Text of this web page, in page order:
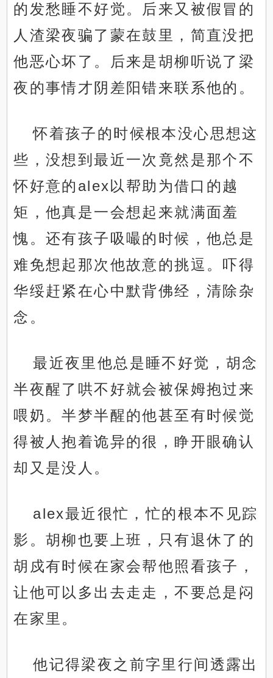
的发愁睡不好觉。后来又被假冒的
人渣梁夜骗了蒙在鼓里，简直没把
他恶心坏了。后来是胡柳听说了梁
夜的事情才阴差阳错来联系他的。
怀着孩子的时候根本没心思想这
些，没想到最近一次竟然是那个不
怀好意的alex以帮助为借口的越
矩，他真是一会想起来就满面羞
愧。还有孩子吸嘬的时候，他总是
难免想起那次他故意的挑逗。吓得
华绥赶紧在心中默背佛经，清除杂
念。
最近夜里他总是睡不好觉，胡念
半夜醒了哄不好就会被保姆抱过来
喂奶。半梦半醒的他甚至有时候觉
得被人抱着诡异的很，睁开眼确认
却又是没人。
alex最近很忙，忙的根本不见踪
影。胡柳也要上班，只有退休了的
胡戍有时候在家会帮他照看孩子，
让他可以多出去走走，不要总是闷
在家里。
他记得梁夜之前字里行间透露出